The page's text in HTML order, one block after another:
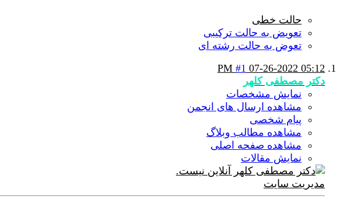
حالت خطی
تعویض به حالت ترکیبی
تعوض به حالت رشته ای
07-26-2022 05:12 PM
#1
دکتر مصطفی کلهر
نمایش مشخصات
مشاهده ارسال های انجمن
پیام شخصی
مشاهده مطالب وبلاگ
مشاهده صفحه اصلی
نمایش مقالات
مدیریت سایت